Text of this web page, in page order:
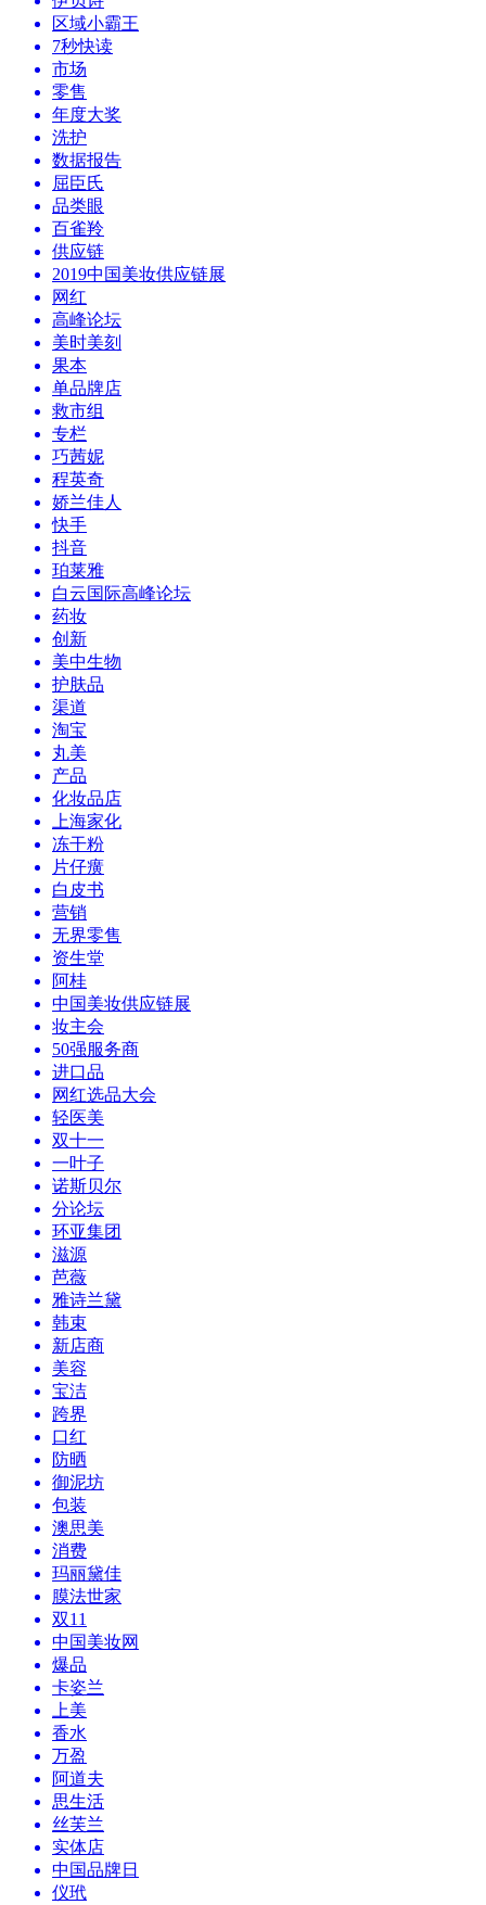
区域小霸王
7秒快读
市场
零售
年度大奖
洗护
数据报告
屈臣氏
品类眼
百雀羚
供应链
2019中国美妆供应链展
网红
高峰论坛
美时美刻
果本
单品牌店
救市组
专栏
巧茜妮
程英奇
娇兰佳人
快手
抖音
珀莱雅
白云国际高峰论坛
药妆
创新
美中生物
护肤品
渠道
淘宝
丸美
产品
化妆品店
上海家化
冻干粉
片仔癀
白皮书
营销
无界零售
资生堂
阿桂
中国美妆供应链展
妆主会
50强服务商
进口品
网红选品大会
轻医美
双十一
一叶子
诺斯贝尔
分论坛
环亚集团
滋源
芭薇
雅诗兰黛
韩束
新店商
美容
宝洁
跨界
口红
防晒
御泥坊
包装
澳思美
消费
玛丽黛佳
膜法世家
双11
中国美妆网
爆品
卡姿兰
上美
香水
万盈
阿道夫
思生活
丝芙兰
实体店
中国品牌日
仪玳